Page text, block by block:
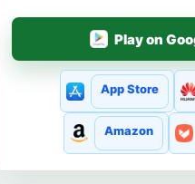
Play on
App Store
Amazon